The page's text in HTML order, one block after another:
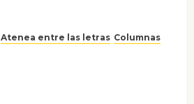
Atenea entre las letras Columnas